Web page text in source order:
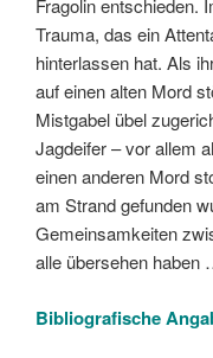
Fragolin entschieden.
Trauma, das ein
hinterlassen hat. Als
auf einen alten Mord
Mistgabel übel
Jagdeifer – vor allem
einen anderen Mord
am Strand gefunden
Gemeinsamkeiten
alle übersehen haben
Bibliografische